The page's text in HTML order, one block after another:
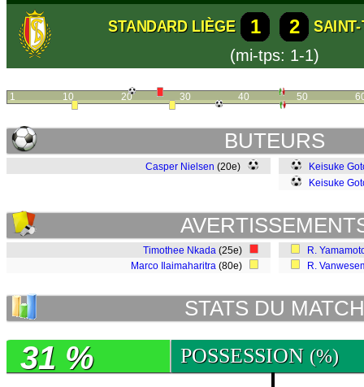
STANDARD LIÈGE 1 2
(mi-tps: 1-1)
1 10 20 30 40 50
BUTEURS
Casper Nielsen (20e)
Keisuke
Keisuke
Timothee Nkada (25e)
Marco Ilaimaharitra (80e)
R.
R.
STATS DU MATCH
POSSESSION (%)
31 %